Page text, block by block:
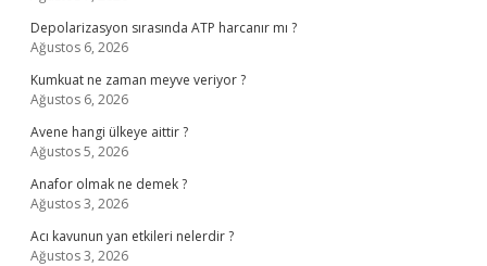
Depolarizasyon sırasında ATP harcanır mı ?
Ağustos 6, 2026
Kumkuat ne zaman meyve veriyor ?
Ağustos 6, 2026
Avene hangi ülkeye aittir ?
Ağustos 5, 2026
Anafor olmak ne demek ?
Ağustos 3, 2026
Acı kavunun yan etkileri nelerdir ?
Ağustos 3, 2026